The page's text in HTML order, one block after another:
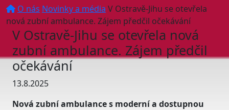
O nás Novinky a média V Ostravě-Jihu se otevřela
nová zubní ambulance. Zájem předčil očekávání
V Ostravě-Jihu se otevřela nová
zubní ambulance. Zájem předčil
očekávání
13.8.2025
Nová zubní ambulance s moderní a dostupnou